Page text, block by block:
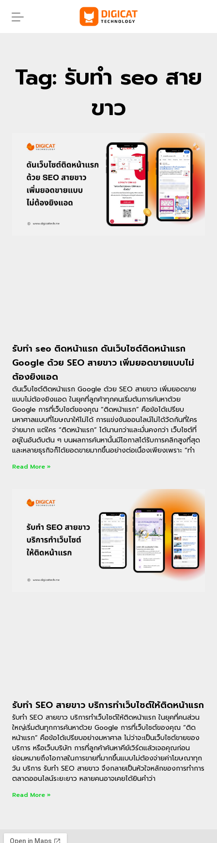
Tag: รับทํา seo สาย
ขาว
รับทํา seo ติดหน้าแรก ดันเว็บไซต์ติดหน้าแรก
Google ด้วย SEO สายขาว เพิ่มยอดขายแบบไม่
ต้องยิงแอด
ดันเว็บไซต์ติดหน้าแรก Google ด้วย SEO สายขาว เพิ่มยอดขาย
แบบไม่ต้องยิงแอด ในยุคที่ลูกค้าทุกคนเริ่มต้นการค้นหาด้วย
Google การที่เว็บไซต์ของคุณ “ติดหน้าแรก” คือข้อได้เปรียบ
มหาศาลแบบที่โฆษณาให้ไม่ได้ การแข่งขันออนไลน์ไม่ได้วัดกันที่ใคร
จ่ายมาก แต่ใคร “ติดหน้าแรก” ได้นานกว่าและมั่นคงกว่า เว็บไซต์ที่
อยู่ในอันดับต้น ๆ บนผลการค้นหานั้นมีโอกาสได้รับการคลิกสูงที่สุด
และหลายธุรกิจก็ได้ยอดขายมากขึ้นอย่างต่อเนื่องเพียงเพราะ “ทำ
Read More »
รับทำ SEO สายขาว บริการทำเว็บไซต์ให้ติดหน้าแรก
รับทำ SEO สายขาว บริการทำเว็บไซต์ให้ติดหน้าแรก ในยุคที่คนส่วน
ใหญ่เริ่มต้นทุกการค้นหาด้วย Google การที่เว็บไซต์ของคุณ “ติด
หน้าแรก” คือข้อได้เปรียบอย่างมหาศาล ไม่ว่าจะเป็นเว็บไซต์ขายของ
บริการ หรือเว็บบริษัท การที่ลูกค้าค้นหาคีย์เวิร์ดแล้วเจอคุณก่อน
ย่อมหมายถึงโอกาสในการขายที่มากขึ้นแบบไม่ต้องจ่ายค่าโฆษณาทุก
วัน บริการ รับทํา SEO สายขาว จึงกลายเป็นหัวใจหลักของการทำการ
ตลาดออนไลน์ระยะยาว หลายคนอาจเคยได้ยินคำว่า
Read More »